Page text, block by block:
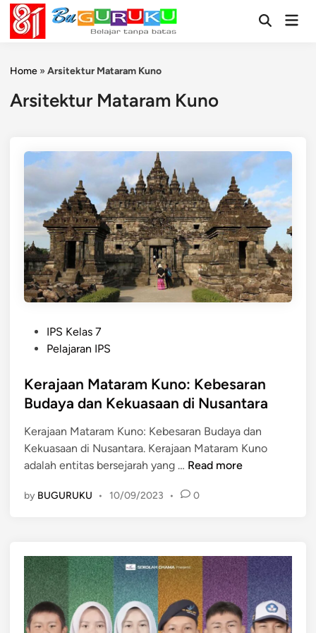
Skip
content
OpenMain
Home » Arsitektur Mataram Kuno
Arsitektur Mataram Kuno
t
e
i
n
IPS Kelas 7
Pelajaran IPS
Kerajaan Mataram Kuno: Kebesaran
Budaya dan Kekuasaan di Nusantara
Kerajaan Mataram Kuno: Kebesaran Budaya dan
Kekuasaan di Nusantara. Kerajaan Mataram Kuno
adalah entitas bersejarah yang … K
r
a
n
M
a
Read more
by BUGURUKU • 10/09/2023 • 0